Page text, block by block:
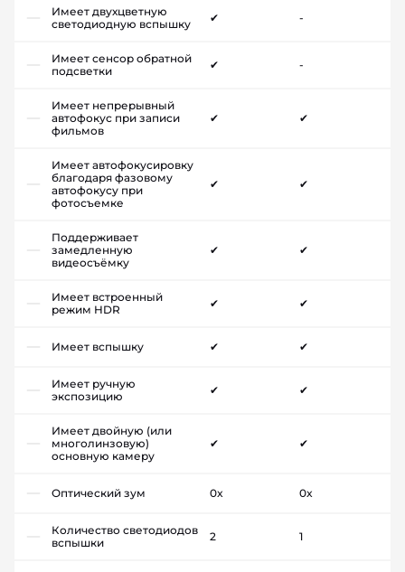
Имеет двухцветную
светодиодную вспышку
✔ -
Имеет сенсор обратной
подсветки
✔ -
Имеет непрерывный
автофокус при записи
фильмов
✔ ✔
Имеет автофокусировку
благодаря фазовому
автофокусу при
фотосъемке
✔ ✔
Поддерживает
замедленную
видеосъёмку
✔ ✔
Имеет встроенный
режим HDR
✔ ✔
Имеет вспышку ✔ ✔
Имеет ручную
экспозицию
✔ ✔
Имеет двойную (или
многолинзовую)
основную камеру
✔ ✔
Оптический зум 0x 0x
Количество светодиодов
вспышки
2 1